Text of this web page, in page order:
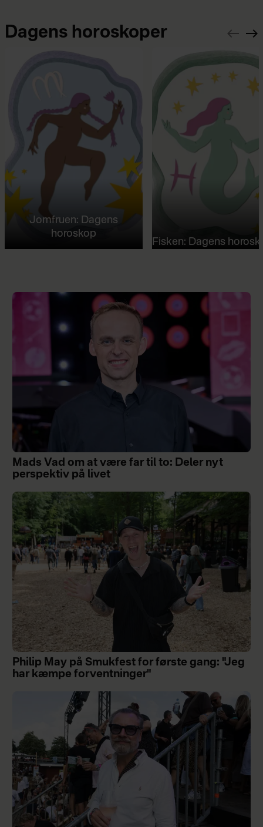
Dagens horoskoper
Jomfruen: Dagens
horoskop
Fisken: Dagens
Mads Vad om at være far til to: Deler nyt
perspektiv på livet
Philip May på Smukfest for første gang: "Jeg
har kæmpe forventninger"